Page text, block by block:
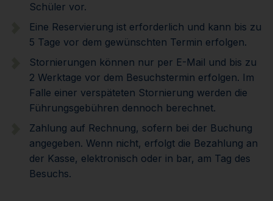
Schüler vor.
Eine Reservierung ist erforderlich und kann bis zu
5 Tage vor dem gewünschten Termin erfolgen.
Stornierungen können nur per E-Mail und bis zu
2 Werktage vor dem Besuchstermin erfolgen. Im
Falle einer verspäteten Stornierung werden die
Führungsgebühren dennoch berechnet.
Zahlung auf Rechnung, sofern bei der Buchung
angegeben. Wenn nicht, erfolgt die Bezahlung an
der Kasse, elektronisch oder in bar, am Tag des
Besuchs.